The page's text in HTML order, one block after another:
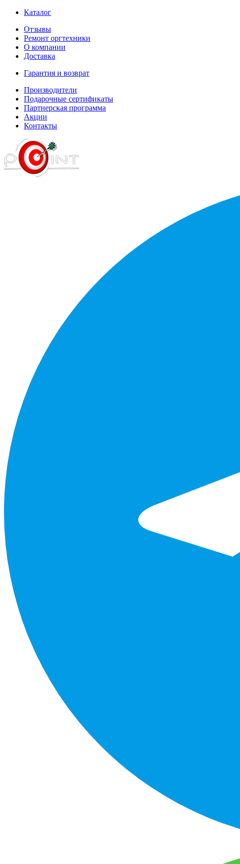
Каталог
Отзывы
Ремонт оргтехники
О компании
Доставка
Гарантия и возврат
Производители
Подарочные сертификаты
Партнерская программа
Акции
Контакты